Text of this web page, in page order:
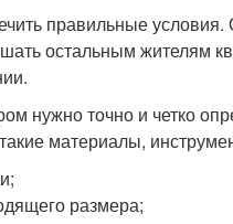
правильные
остальным жителям
нужно точно и четко
материалы,
размера;